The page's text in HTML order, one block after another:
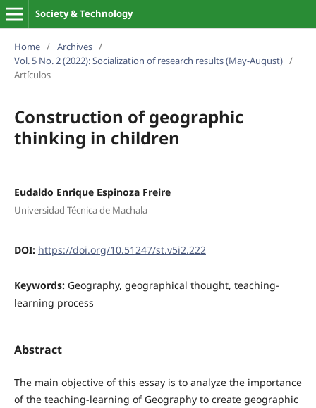
Society & Technology
Home / Archives /
Vol. 5 No. 2 (2022): Socialization of research results (May-August) /
Artículos
Construction of geographic
thinking in children
Eudaldo Enrique Espinoza Freire
Universidad Técnica de Machala
DOI: https://doi.org/10.51247/st.v5i2.222
Keywords: Geography, geographical thought, teaching-
learning process
Abstract
The main objective of this essay is to analyze the importance
of the teaching-learning of Geography to create geographic